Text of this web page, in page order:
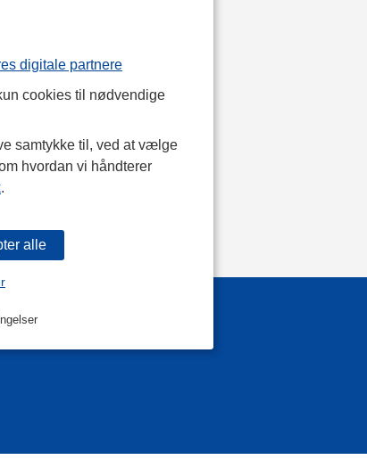
digitale partnere
cookies til nødvendige
samtykke til, ved at vælge
hvordan vi håndterer
.